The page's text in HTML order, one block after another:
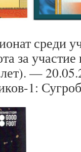
среди
за
—
1: